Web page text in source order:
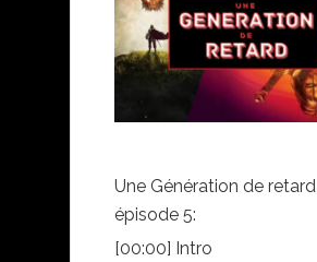
Une Génération de retard
épisode 5:
[00:00] Intro